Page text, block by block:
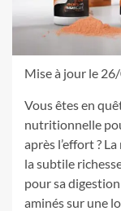
Mise à jour le
Vous êtes en
nutritionnelle
après l’effort ?
la subtile
pour sa
aminés sur une